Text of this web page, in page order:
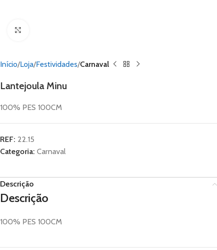
Início Loja Festividades Carnaval
Lantejoula Minu
100% PES 100CM
REF: 22.15
Categoria: Carnaval
Descrição
Descrição
100% PES 100CM